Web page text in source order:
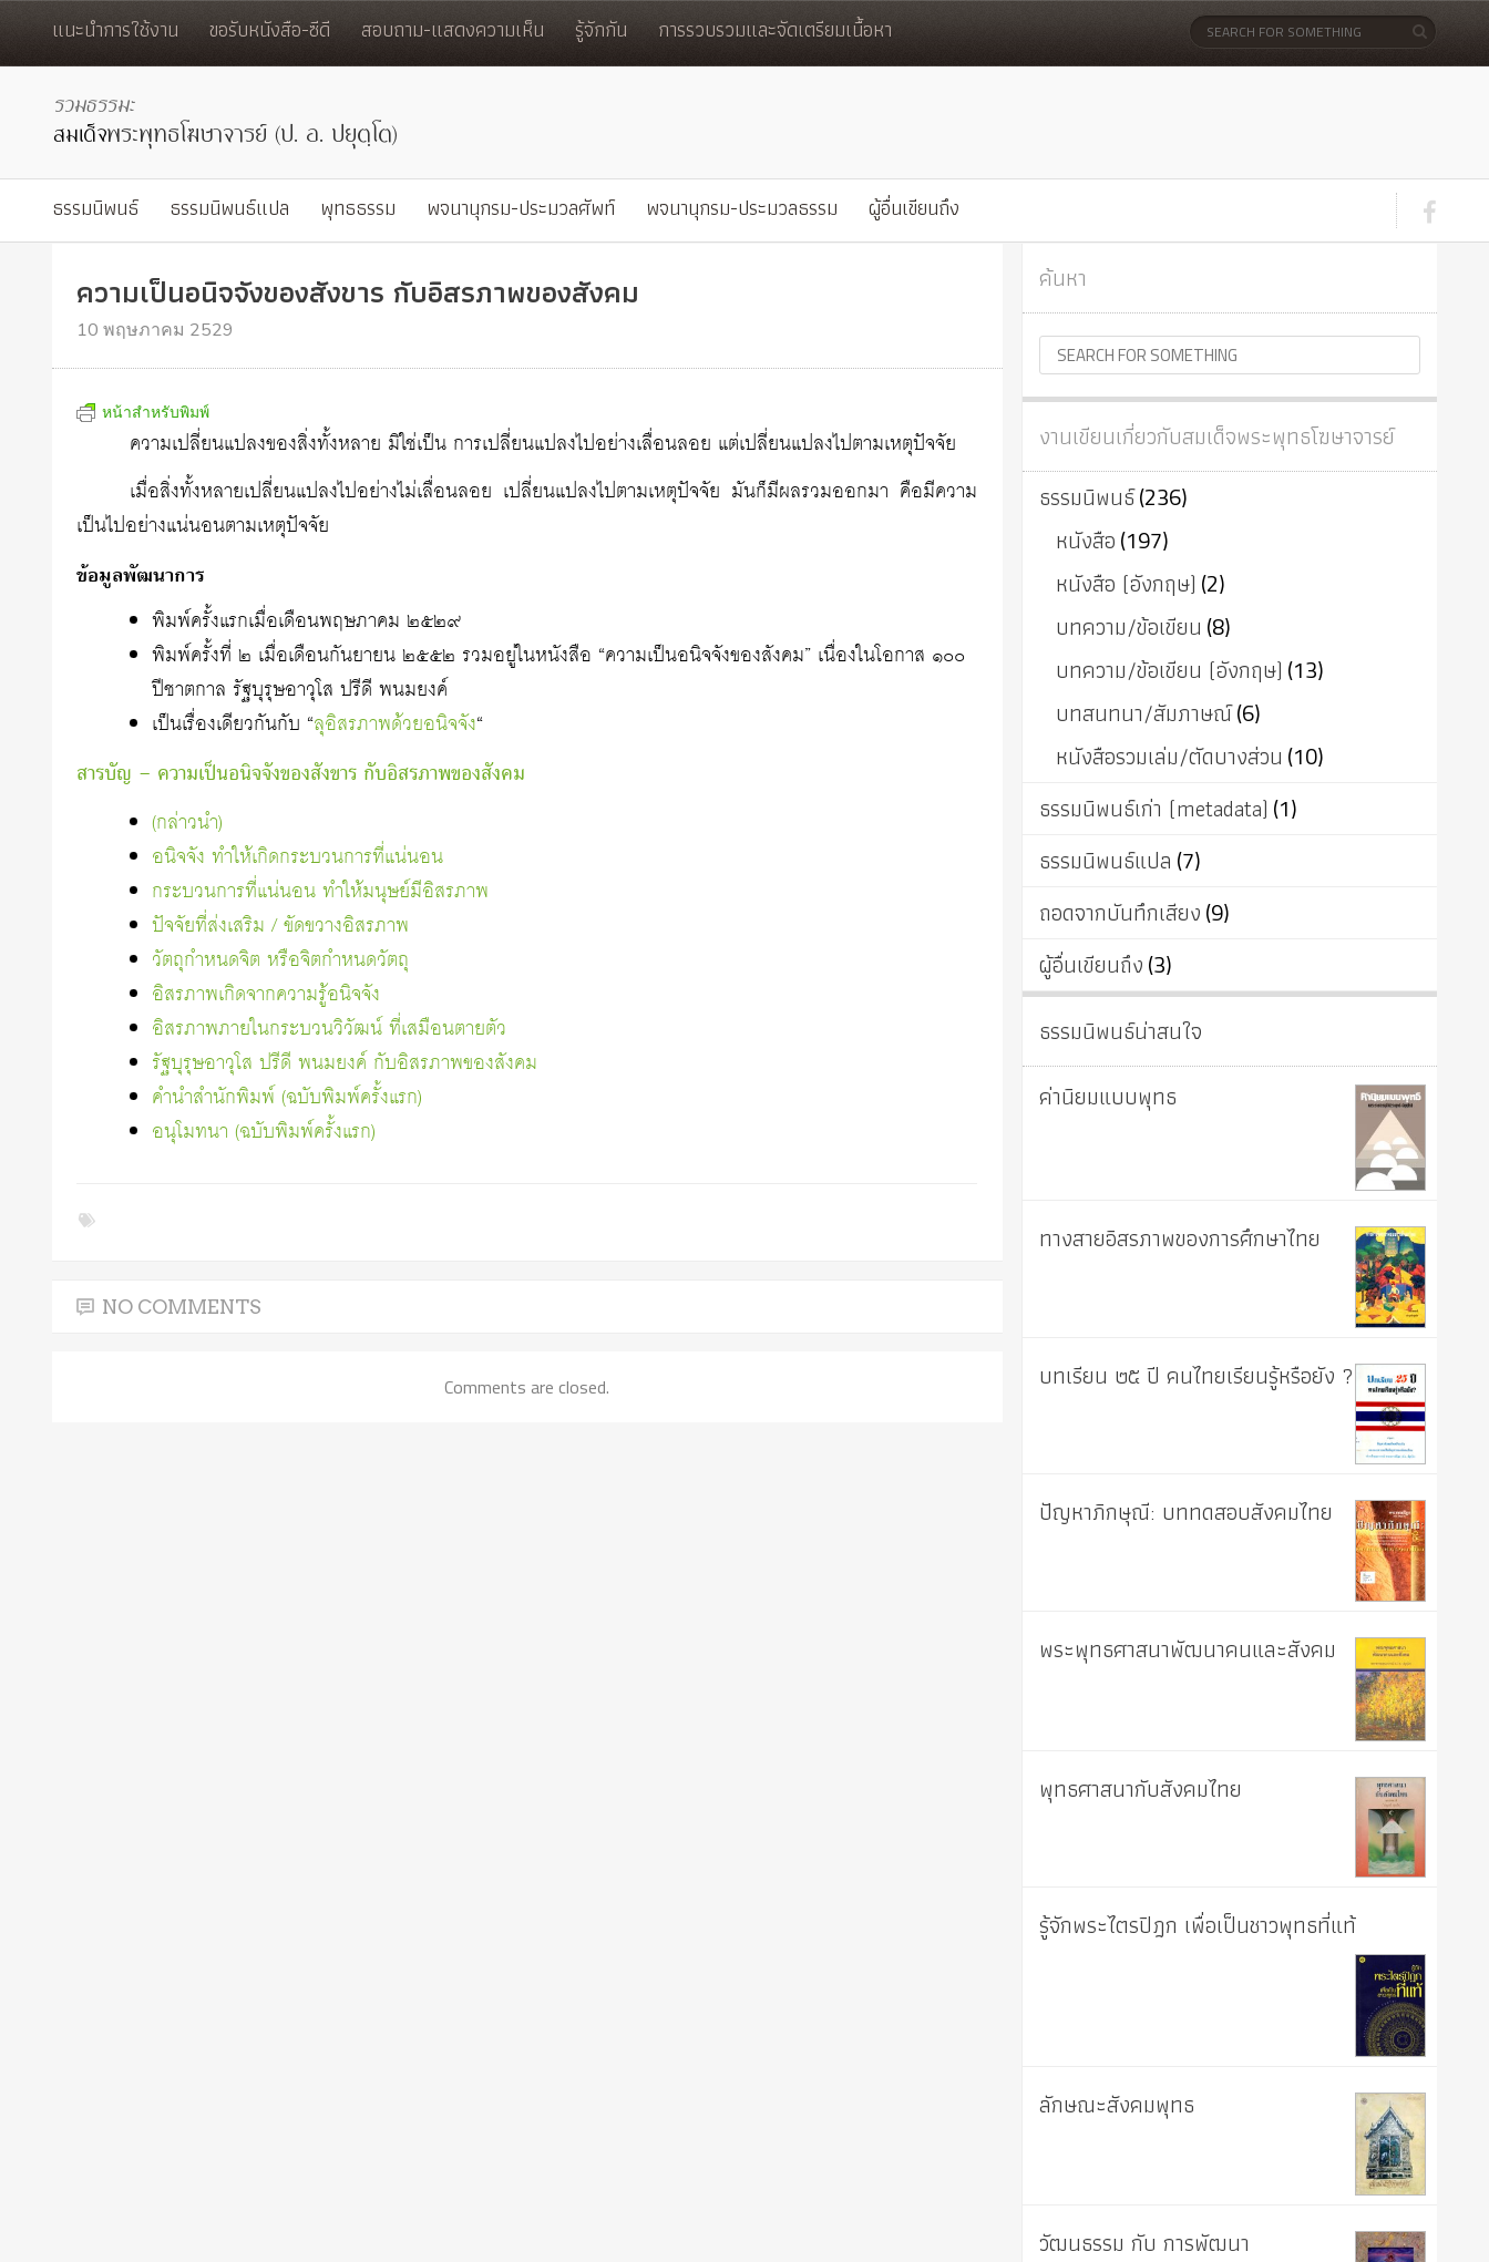
แนะนำการใช้งาน ขอรับหนังสือ-ซีดี สอบถาม-แสดงความเห็น รู้จักกัน การรวบรวมและจัดเตรียมเนื้อหา
ธรรมนิพนธ์ ธรรมนิพนธ์แปล พุทธธรรม พจนานุกรม-ประมวลศัพท์ พจนานุกรม-ประมวลธรรม ผู้อื่นเขียนถึง
ความเป็นอนิจจังของสังขาร กับอิสรภาพของสังคม
10 พฤษภาคม 2529
หน้าสำหรับพิมพ์
ความเปลี่ยนแปลงของสิ่งทั้งหลาย มิใช่เป็น การเปลี่ยนแปลงไปอย่างเลื่อนลอย แต่เปลี่ยนแปลงไปตามเหตุปัจจัย
เมื่อสิ่งทั้งหลายเปลี่ยนแปลงไปอย่างไม่เลื่อนลอย เปลี่ยนแปลงไปตามเหตุปัจจัย มันก็มีผลรวมออกมา คือมีความ
เป็นไปอย่างแน่นอนตามเหตุปัจจัย
ข้อมูลพัฒนาการ
พิมพ์ครั้งแรกเมื่อเดือนพฤษภาคม ๒๕๒๙
พิมพ์ครั้งที่ ๒ เมื่อเดือนกันยายน ๒๕๕๒ รวมอยู่ในหนังสือ “ความเป็นอนิจจังของสังคม” เนื่องในโอกาส ๑๐๐
ปีชาตกาล รัฐบุรุษอาวุโส ปรีดี พนมยงค์
เป็นเรื่องเดียวกันกับ “ลุอิสรภาพด้วยอนิจจัง“
สารบัญ – ความเป็นอนิจจังของสังขาร กับอิสรภาพของสังคม
(กล่าวนำ)
อนิจจัง ทำให้เกิดกระบวนการที่แน่นอน
กระบวนการที่แน่นอน ทำให้มนุษย์มีอิสรภาพ
ปัจจัยที่ส่งเสริม / ขัดขวางอิสรภาพ
วัตถุกำหนดจิต หรือจิตกำหนดวัตถุ
อิสรภาพเกิดจากความรู้อนิจจัง
อิสรภาพภายในกระบวนวิวัฒน์ ที่เสมือนตายตัว
รัฐบุรุษอาวุโส ปรีดี พนมยงค์ กับอิสรภาพของสังคม
คำนำสำนักพิมพ์ (ฉบับพิมพ์ครั้งแรก)
อนุโมทนา (ฉบับพิมพ์ครั้งแรก)
NO COMMENTS
Comments are closed.
ค้นหา
งานเขียนเกี่ยวกับสมเด็จพระพุทธโฆษาจารย์
ธรรมนิพนธ์(236)
หนังสือ(197)
หนังสือ (อังกฤษ) (2)
บทความ/ข้อเขียน (8)
บทความ/ข้อเขียน (อังกฤษ) (13)
บทสนทนา/สัมภาษณ์(6)
หนังสือรวมเล่ม/ตัดบางส่วน (10)
ธรรมนิพนธ์เก่า (metadata) (1)
ธรรมนิพนธ์แปล (7)
ถอดจากบันทึกเสียง(9)
ผู้อื่นเขียนถึง(3)
ธรรมนิพนธ์น่าสนใจ
ค่านิยมแบบพุทธ
ทางสายอิสรภาพของการศึกษาไทย
บทเรียน ๒๕ ปี คนไทยเรียนรู้หรือยัง ?
ปัญหาภิกษุณี: บททดสอบสังคมไทย
พระพุทธศาสนาพัฒนาคนและสังคม
พุทธศาสนากับสังคมไทย
รู้จักพระไตรปิฎก เพื่อเป็นชาวพุทธที่แท้
ลักษณะสังคมพุทธ
วัฒนธรรม กับ การพัฒนา